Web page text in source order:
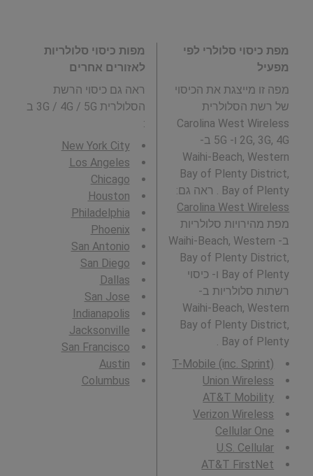
מפת כיסוי סלולרי לפי
מפעיל
מפה זו מייצגת את הכיסוי
של רשת הסלולרית
Carolina West Wireless
2G, 3G, 4G ו- 5G ב-
Waihi-Beach, Western
Bay of Plenty District,
Bay of Plenty . ראה גם:
Carolina West Wireless
מפת מהירויות סלולריות
ב- Waihi-Beach, Western
Bay of Plenty District,
Bay of Plenty ו- כיסוי
רשתות סלולריות ב-
Waihi-Beach, Western
Bay of Plenty District,
Bay of Plenty .
T-Mobile (inc. Sprint)
Union Wireless
AT&T Mobility
Verizon Wireless
Cellular One
U.S. Cellular
AT&T FirstNet
מפות כיסוי סלולריות
לאזורים אחרים
ראה גם כיסוי הרשת
הסלולרית 3G / 4G / 5G ב
:
New York City
Los Angeles
Chicago
Houston
Philadelphia
Phoenix
San Antonio
San Diego
Dallas
San Jose
Indianapolis
Jacksonville
San Francisco
Austin
Columbus